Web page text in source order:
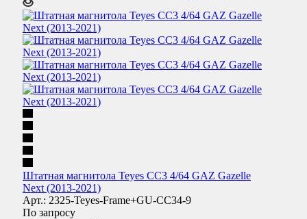
Штатная магнитола Teyes CC3 4/64 GAZ Gazelle
Next (2013-2021)
Арт.: 2325-Teyes-Frame+GU-CC34-9
По запросу